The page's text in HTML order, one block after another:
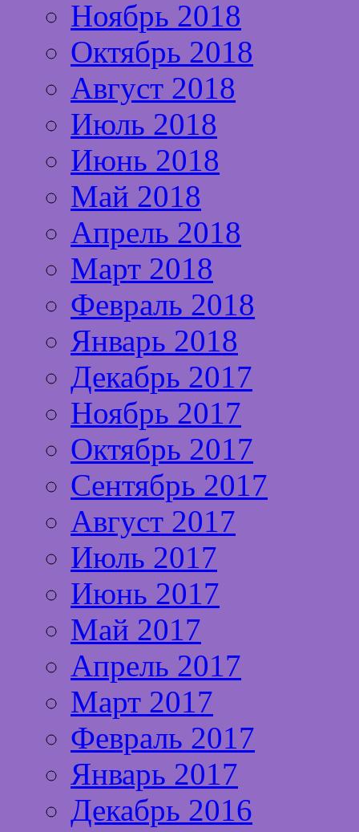
Ноябрь 2018
Октябрь 2018
Август 2018
Июль 2018
Июнь 2018
Май 2018
Апрель 2018
Март 2018
Февраль 2018
Январь 2018
Декабрь 2017
Ноябрь 2017
Октябрь 2017
Сентябрь 2017
Август 2017
Июль 2017
Июнь 2017
Май 2017
Апрель 2017
Март 2017
Февраль 2017
Январь 2017
Декабрь 2016